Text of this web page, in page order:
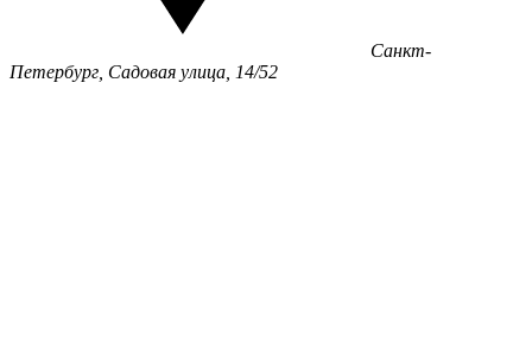
Санкт-
Петербург, Садовая улица, 14/52